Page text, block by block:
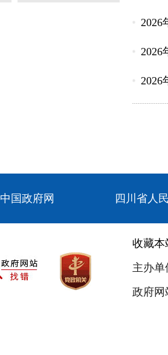
2026
2026
2026
中国政府网 四川省人
收藏本
主办
政府网